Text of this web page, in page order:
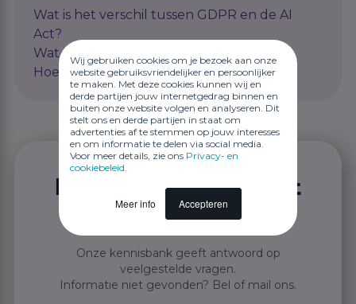
Wij gebruiken cookies om je bezoek aan onze
website gebruiksvriendelijker en persoonlijker
te maken. Met deze cookies kunnen wij en
derde partijen jouw internetgedrag binnen en
buiten onze website volgen en analyseren. Dit
stelt ons en derde partijen in staat om
advertenties af te stemmen op jouw interesses
en om informatie te delen via social media.
Voor meer details, zie ons Privacy- en
cookiebeleid.
Meer info Accepteren
Wat is het verschil tussen GDPR en de AI
Act?
Wat zijn de privacy risico's bij AI?
Hoe gebruiken recruiters AI?
Niet gevonden wat
je zocht?
Onze kennisbank geeft antwoord op
veelgestelde vragen.
Informatie niet gevonden? Bel of mail ons.